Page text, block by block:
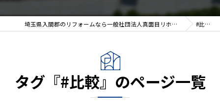
埼玉県入間郡のリフォームなら一般社団法人真面目リホーム #比較
タグ『#比較』のページ一覧